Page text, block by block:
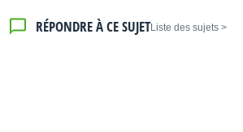
< Liste des sujets
RÉPONDRE À CE SUJET